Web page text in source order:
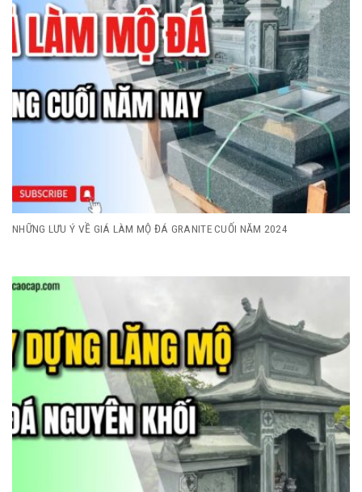
NHỮNG LƯU Ý VỀ GIÁ LÀM MỘ ĐÁ GRANITE CUỐI NĂM 2024